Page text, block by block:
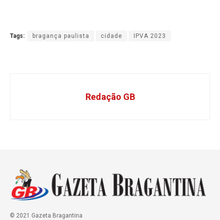
Tags: bragança paulista cidade IPVA 2023
Redação GB
© 2021 Gazeta Bragantina